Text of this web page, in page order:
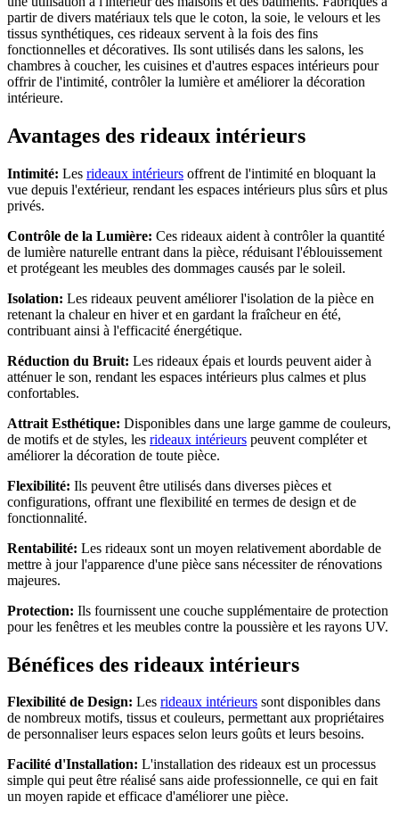
partir de divers matériaux tels que le coton, la soie, le velours et les
tissus synthétiques, ces rideaux servent à la fois des fins
fonctionnelles et décoratives. Ils sont utilisés dans les salons, les
chambres à coucher, les cuisines et d'autres espaces intérieurs pour
offrir de l'intimité, contrôler la lumière et améliorer la décoration
intérieure.
Avantages des rideaux intérieurs
Intimité: Les rideaux intérieurs offrent de l'intimité en bloquant la
vue depuis l'extérieur, rendant les espaces intérieurs plus sûrs et plus
privés.
Contrôle de la Lumière: Ces rideaux aident à contrôler la quantité
de lumière naturelle entrant dans la pièce, réduisant l'éblouissement
et protégeant les meubles des dommages causés par le soleil.
Isolation: Les rideaux peuvent améliorer l'isolation de la pièce en
retenant la chaleur en hiver et en gardant la fraîcheur en été,
contribuant ainsi à l'efficacité énergétique.
Réduction du Bruit: Les rideaux épais et lourds peuvent aider à
atténuer le son, rendant les espaces intérieurs plus calmes et plus
confortables.
Attrait Esthétique: Disponibles dans une large gamme de couleurs,
de motifs et de styles, les rideaux intérieurs peuvent compléter et
améliorer la décoration de toute pièce.
Flexibilité: Ils peuvent être utilisés dans diverses pièces et
configurations, offrant une flexibilité en termes de design et de
fonctionnalité.
Rentabilité: Les rideaux sont un moyen relativement abordable de
mettre à jour l'apparence d'une pièce sans nécessiter de rénovations
majeures.
Protection: Ils fournissent une couche supplémentaire de protection
pour les fenêtres et les meubles contre la poussière et les rayons UV.
Bénéfices des rideaux intérieurs
Flexibilité de Design: Les rideaux intérieurs sont disponibles dans
de nombreux motifs, tissus et couleurs, permettant aux propriétaires
de personnaliser leurs espaces selon leurs goûts et leurs besoins.
Facilité d'Installation: L'installation des rideaux est un processus
simple qui peut être réalisé sans aide professionnelle, ce qui en fait
un moyen rapide et efficace d'améliorer une pièce.